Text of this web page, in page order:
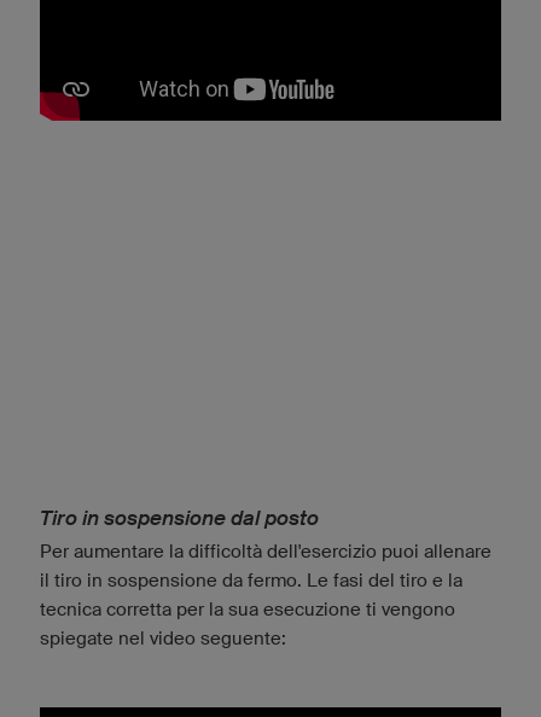
Tiro in sospensione dal posto
Per aumentare la difficoltà dell'esercizio puoi allenare
il tiro in sospensione da fermo. Le fasi del tiro e la
tecnica corretta per la sua esecuzione ti vengono
spiegate nel video seguente: